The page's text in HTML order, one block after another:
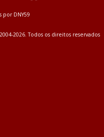
por DNY59
2026. Todos os direitos reservados